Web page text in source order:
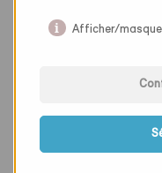
Afficher/